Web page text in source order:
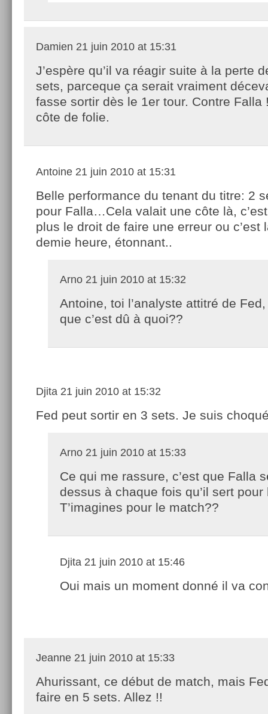
Damien 21 juin 2010 at 15:31
J’espère qu’il va réagir suite à la perte
sets, parceque ça serait vraiment
fasse sortir dès le 1er tour. Contre Falla
côte de folie.
Antoine 21 juin 2010 at 15:31
Belle performance du tenant du titre: 2
pour Falla…Cela valait une côte là, c’est
plus le droit de faire une erreur ou c’est
demie heure, étonnant..
Arno 21 juin 2010 at 15:32
Antoine, toi l’analyste attitré de
que c’est dû à quoi??
Djita 21 juin 2010 at 15:32
Fed peut sortir en 3 sets. Je suis
Arno 21 juin 2010 at 15:33
Ce qui me rassure, c’est que Falla
dessus à chaque fois qu’il sert pour
T’imagines pour le match??
Djita 21 juin 2010 at 15:46
Oui mais un moment donné il va
Jeanne 21 juin 2010 at 15:33
Ahurissant, ce début de match, mais
faire en 5 sets. Allez !!